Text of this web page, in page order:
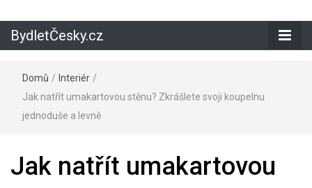
BydletČesky.cz
Domů / Interiér /
Jak natřít umakartovou stěnu? Zkrášlete svoji koupelnu
jednoduše a levně
Jak natřít umakartovou